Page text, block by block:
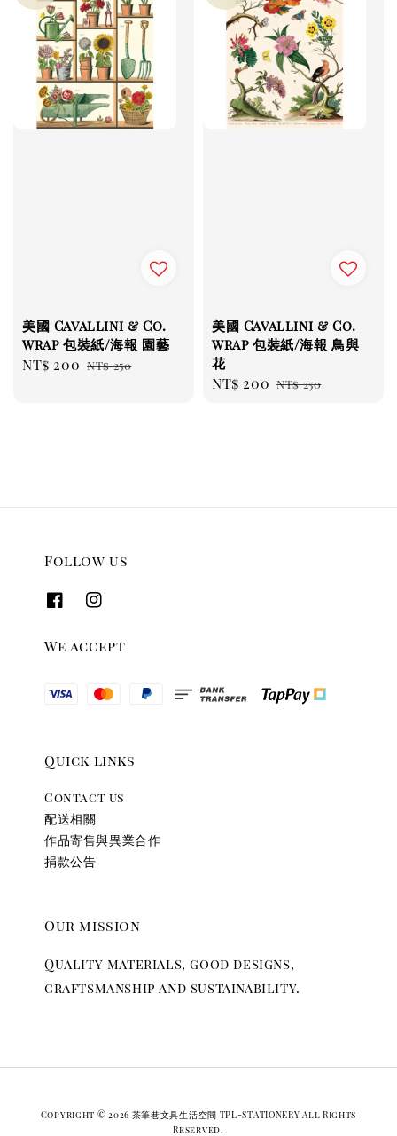
美國 Cavallini & Co.
wrap 包裝紙/海報 園藝
Sale
NT$ 200 Regular
NT$ 250
美國 Cavallini & Co.
wrap 包裝紙/海報 鳥與
花
Sale
NT$ 200 Regular
NT$ 250
Follow us
We accept
Quick links
Contact us
配送相關
作品寄售與異業合作
捐款公告
Our mission
Quality materials, good designs,
craftsmanship and sustainability.
Copyright © 2026 茶筆巷文具生活空間 TPL-STATIONERY All Rights
Reserved.